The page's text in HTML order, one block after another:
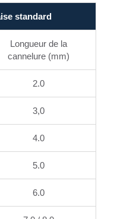
standard
Longueur de la
cannelure (mm)
2.0
3,0
4.0
5.0
6.0